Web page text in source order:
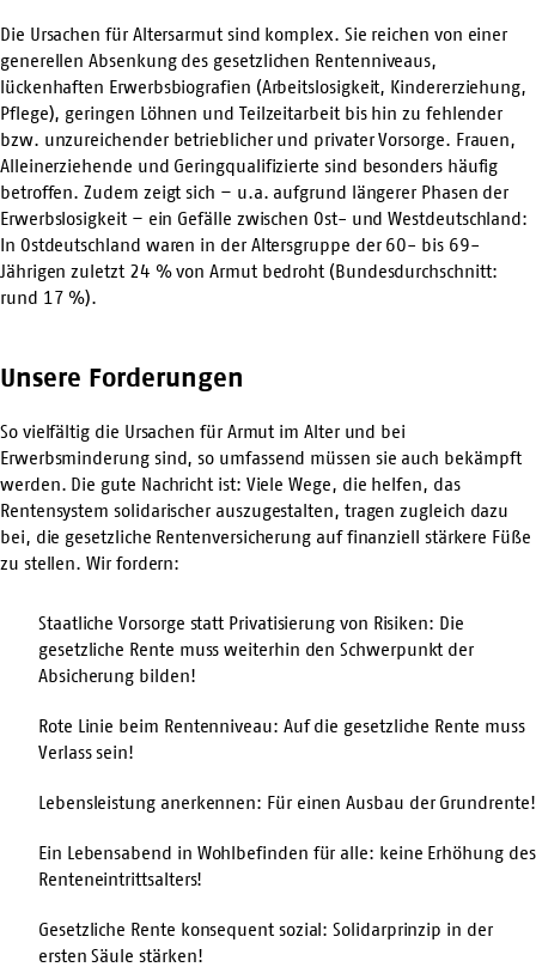
Die Ursachen für Altersarmut sind komplex. Sie reichen von einer
generellen Absenkung des gesetzlichen Rentenniveaus,
lückenhaften Erwerbsbiografien (Arbeitslosigkeit, Kindererziehung,
Pflege), geringen Löhnen und Teilzeitarbeit bis hin zu fehlender
bzw. unzureichender betrieblicher und privater Vorsorge. Frauen,
Alleinerziehende und Geringqualifizierte sind besonders häufig
betroffen. Zudem zeigt sich – u.a. aufgrund längerer Phasen der
Erwerbslosigkeit – ein Gefälle zwischen Ost- und Westdeutschland:
In Ostdeutschland waren in der Altersgruppe der 60- bis 69-
Jährigen zuletzt 24 % von Armut bedroht (Bundesdurchschnitt:
rund 17 %).
Unsere Forderungen
So vielfältig die Ursachen für Armut im Alter und bei
Erwerbsminderung sind, so umfassend müssen sie auch bekämpft
werden. Die gute Nachricht ist: Viele Wege, die helfen, das
Rentensystem solidarischer auszugestalten, tragen zugleich dazu
bei, die gesetzliche Rentenversicherung auf finanziell stärkere Füße
zu stellen. Wir fordern:
Staatliche Vorsorge statt Privatisierung von Risiken: Die
gesetzliche Rente muss weiterhin den Schwerpunkt der
Absicherung bilden!
Rote Linie beim Rentenniveau: Auf die gesetzliche Rente muss
Verlass sein!
Lebensleistung anerkennen: Für einen Ausbau der Grundrente!
Ein Lebensabend in Wohlbefinden für alle: keine Erhöhung des
Renteneintrittsalters!
Gesetzliche Rente konsequent sozial: Solidarprinzip in der
ersten Säule stärken!